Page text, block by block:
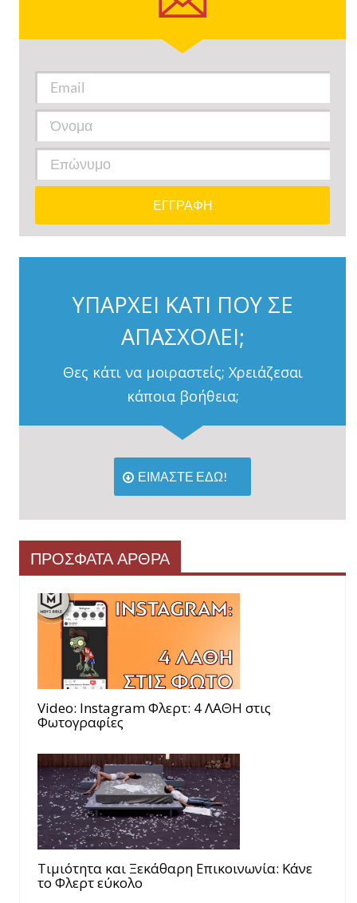
ΥΠΑΡΧΕΙ ΚΑΤΙ ΠΟΥ ΣΕ
ΑΠΑΣΧΟΛΕΙ;
Θες κάτι να μοιραστείς; Χρειάζεσαι
κάποια βοήθεια;
ΕΙΜΑΣΤΕ ΕΔΩ!
ΠΡΟΣΦΑΤΑ ΑΡΘΡΑ
Video: Instagram Φλερτ: 4 ΛΑΘΗ στις
Φωτογραφίες
Τιμιότητα και Ξεκάθαρη Επικοινωνία: Κάνε
το Φλερτ εύκολο